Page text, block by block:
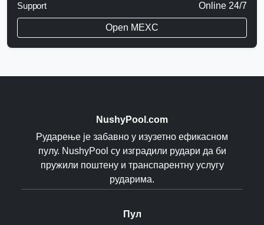
Support
Online 24/7
Open MEXC
NushyPool.com
Рударење је забавно у изузетно ефикасном
пулу. NushyPool су изградили рудари да би
пружили поштену и транспарентну услугу
рударима.
Пул